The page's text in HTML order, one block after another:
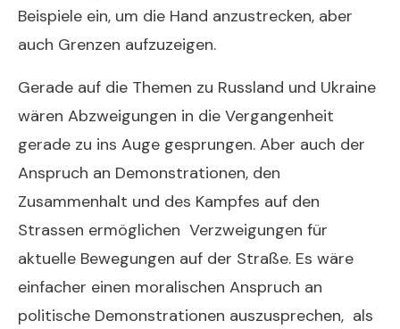
Beispiele ein, um die Hand anzustrecken, aber
auch Grenzen aufzuzeigen.
Gerade auf die Themen zu Russland und Ukraine
wären Abzweigungen in die Vergangenheit
gerade zu ins Auge gesprungen. Aber auch der
Anspruch an Demonstrationen, den
Zusammenhalt und des Kampfes auf den
Strassen ermöglichen Verzweigungen für
aktuelle Bewegungen auf der Straße. Es wäre
einfacher einen moralischen Anspruch an
politische Demonstrationen auszusprechen, als